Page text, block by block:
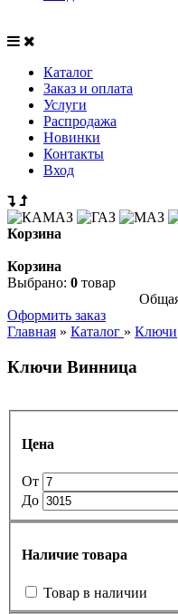
Каталог
Заказ и оплата
Услуги
Распродажа
Новинки
Контакты
Вход
Корзина
Корзина
Выбрано: 0 товар
Оформить заказ
Главная » Каталог » Ключи
Ключи Винница
Цена
От
До
Наличие товара
Товар в наличии